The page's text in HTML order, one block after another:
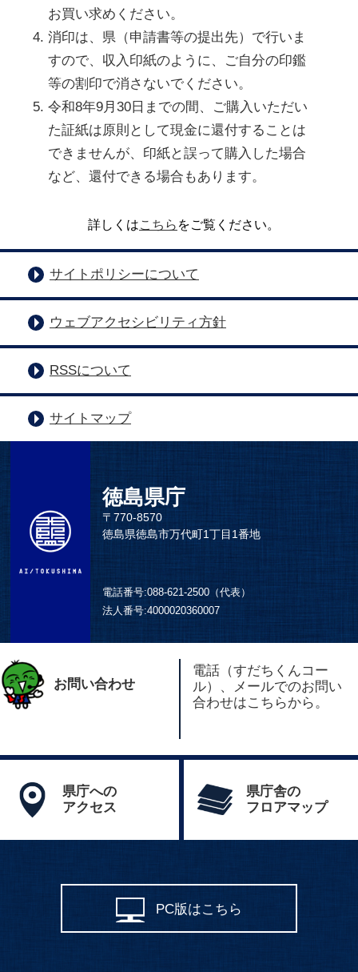
お買い求めください。
消印は、県（申請書等の提出先）で行いま
すので、収入印紙のように、ご自分の印鑑
等の割印で消さないでください。
令和8年9月30日までの間、ご購入いただい
た証紙は原則として現金に還付することは
できませんが、印紙と誤って購入した場合
など、還付できる場合もあります。
詳しくはこちら をご覧ください。
サイトポリシーについて
ウェブアクセシビリティ方針
RSSについて
サイトマップ
徳島県庁
〒770-8570
徳島県徳島市万代町1丁目1番地
電話番号:088-621-2500（代表）
法人番号:4000020360007
お問い合わせ
電話（すだちくんコー
ル）、メールでのお問い
合わせはこちらから。
県庁への
アクセス
県庁舎の
フロアマップ
PC版はこちら